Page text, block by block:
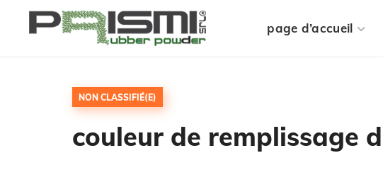
page d’accueil
NON CLASSIFIÉ(E)
couleur de remplissage